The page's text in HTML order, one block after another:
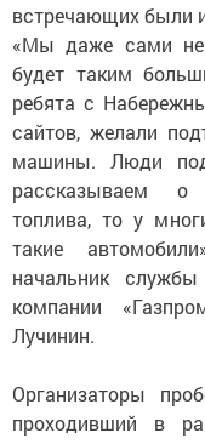
встречающих были
«Мы даже сами не
будет таким
ребята с
сайтов, желали
машины. Люди
рассказываем о
топлива, то у
такие
начальник
компании
Лучинин.
Организаторы
проходивший в